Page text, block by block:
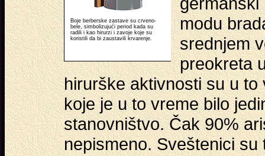
Boje berberske zastave su crveno-
bele, simbolizujući period kada su
radili i kao hirurzi i zavoje koje su
koristili da bi zaustavili krvarenje.
modu
srednjem
preokreta
hirurške aktivnosti su u
koje je u to vreme bilo
stanovništvo. Čak 90%
nepismeno. Sveštenici